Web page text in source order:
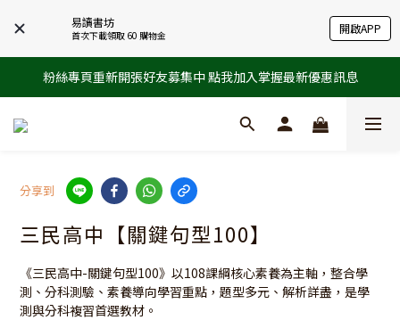
易讀書坊
首次下載領取 60 購物金 開啟APP
粉絲專頁重新開張好友募集中 點我加入掌握最新優惠訊息
分享到
三民高中【關鍵句型100】
《三民高中-關鍵句型100》以108課綱核心素養為主軸，整合學
測、分科測驗、素養導向學習重點，題型多元、解析詳盡，是學
測與分科複習首選教材。